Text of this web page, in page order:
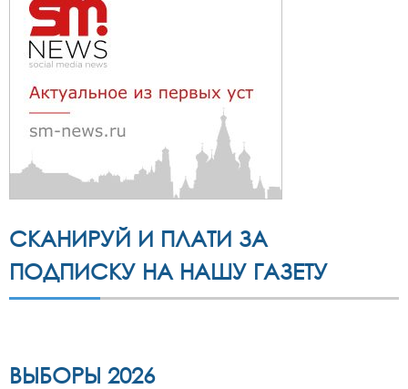
СКАНИРУЙ И ПЛАТИ ЗА
ПОДПИСКУ НА НАШУ ГАЗЕТУ
ВЫБОРЫ 2026